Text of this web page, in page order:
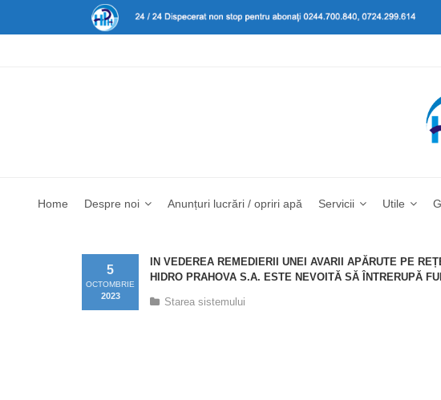
Home Despre noi Anunțuri lucrări / opriri apă Servicii Utile
IN VEDEREA REMEDIERII UNEI AVARII APĂRUTE PE
HIDRO PRAHOVA S.A. ESTE NEVOITĂ SĂ ÎNTRERUPĂ
5
OCTOMBRIE
2023 Starea sistemului